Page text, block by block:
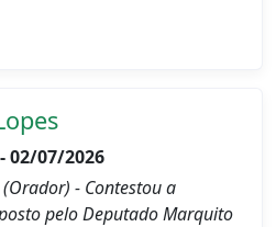
02/07/2026
(Orador) - Contestou a
pelo Deputado Marquito